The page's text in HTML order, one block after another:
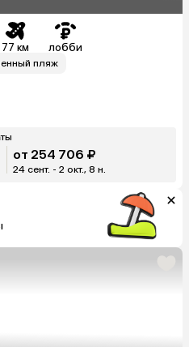
77 км лобби
пляж
от 254 706 ₽
24 сент. - 2 окт., 8 н.